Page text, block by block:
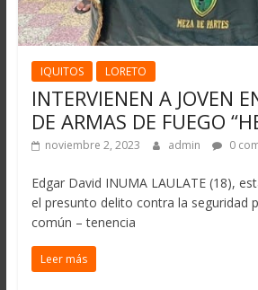
IQUITOS LORETO
INTERVIENEN A JOVEN
DE ARMAS DE FUEGO
noviembre 2, 2023 admin 0
Edgar David INUMA LAULATE (18),
el presunto delito contra la seguridad
común – tenencia
Leer más